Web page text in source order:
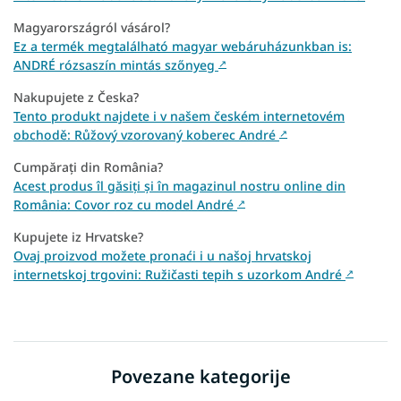
Magyarországról vásárol?
Ez a termék megtalálható magyar webáruházunkban is:
ANDRÉ rózsaszín mintás szőnyeg ↗
Nakupujete z Česka?
Tento produkt najdete i v našem českém internetovém
obchodě: Růžový vzorovaný koberec André ↗
Cumpărați din România?
Acest produs îl găsiți și în magazinul nostru online din
România: Covor roz cu model André ↗
Kupujete iz Hrvatske?
Ovaj proizvod možete pronaći i u našoj hrvatskoj
internetskoj trgovini: Ružičasti tepih s uzorkom André ↗
Povezane kategorije